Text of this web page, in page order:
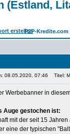
(Estland,
P2P-
08.05.2020, 07:46 Titel:
Werbebanner in
Auge gestochen ist:
mit der seit 15
eine der typischen